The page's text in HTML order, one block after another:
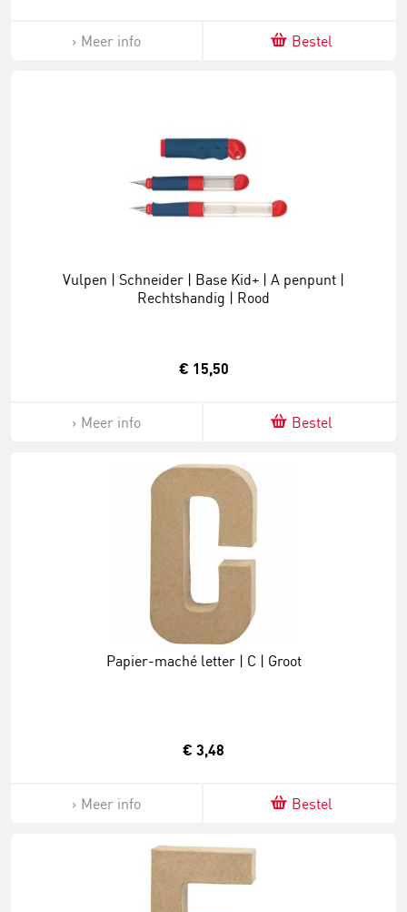
Meer info Bestel
Vulpen | Schneider | Base Kid+ | A penpunt |
Rechtshandig | Rood
€ 15,50
Meer info Bestel
Papier-maché letter | C | Groot
€ 3,48
Meer info Bestel